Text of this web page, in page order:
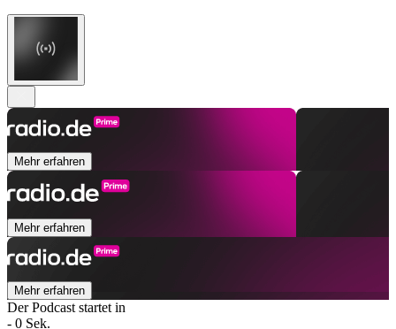
Mehr erfahren
Mehr erfahren
Mehr erfahren
Der Podcast startet in
- 0 Sek.